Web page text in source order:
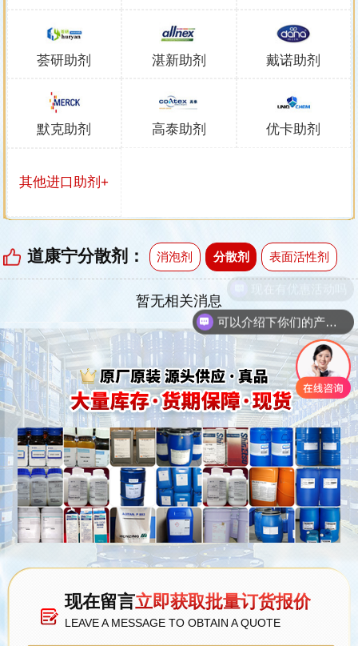
荟研助剂 湛新助剂 戴诺助剂
默克助剂 高泰助剂 优卡助剂
其他进口助剂+
道康宁分散剂： 消泡剂 分散剂 表面活性剂
暂无相关消息
现在留言立即获取批量订货报价
LEAVE A MESSAGE TO OBTAIN A QUOTE
可以介绍下你们的产品么